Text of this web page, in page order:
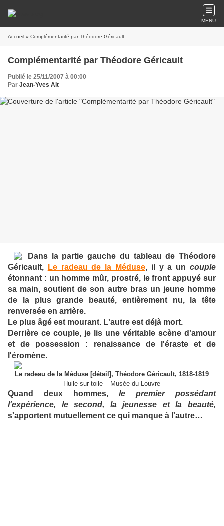
MENU
Accueil » Complémentarité par Théodore Géricault
Complémentarité par Théodore Géricault
Publié le 25/11/2007 à 00:00
Par Jean-Yves Alt
Dans la partie gauche du tableau de Théodore
Géricault,
Le radeau de la Méduse, il y a uncouple
étonnant : un homme mûr, prostré, le front appuyé sur
sa main, soutient de son autre bras un jeune homme
de la plus grande beauté, entièrement nu, la tête
renversée en arrière.
Le plus âgé est mourant. L'autre est déjà mort.
Derrière ce couple, je lis une véritable scène d'amour
et de possession : renaissance de l'éraste et de
l'éromène.
Le radeau de la Méduse [détail], Théodore Géricault, 1818-1819
Huile sur toile – Musée du Louvre
Quand deux hommes, le premier possédant
l'expérience, le second, la jeunesse et la beauté,
s'apportent mutuellement ce qui manque à l'autre…